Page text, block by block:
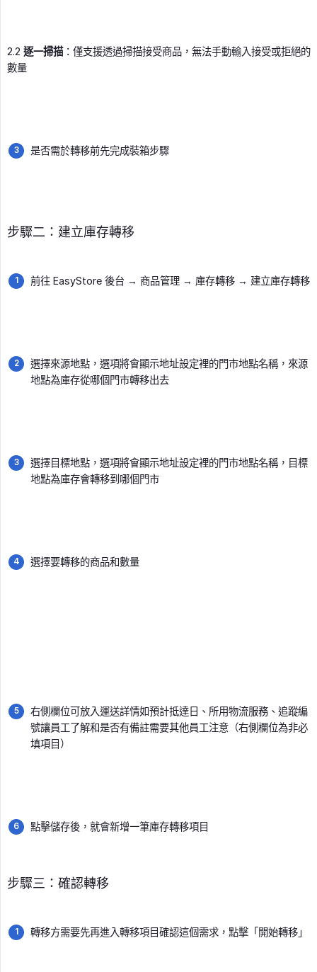
2.2 逐一掃描：僅支援透過掃描接受商品，無法手動輸入接受或拒絕的
數量
是否需於轉移前先完成裝箱步驟
步驟二：建立庫存轉移
前往 EasyStore 後台 → 商品管理 → 庫存轉移 → 建立庫存轉移
選擇來源地點，選項將會顯示地址設定裡的門市地點名稱，來源
地點為庫存從哪個門市轉移出去
選擇目標地點，選項將會顯示地址設定裡的門市地點名稱，目標
地點為庫存會轉移到哪個門市
選擇要轉移的商品和數量
右側欄位可放入運送詳情如預計抵達日、所用物流服務、追蹤編
號讓員工了解和是否有備註需要其他員工注意（右側欄位為非必
填項目）
點擊儲存後，就會新增一筆庫存轉移項目
步驟三：確認轉移
轉移方需要先再進入轉移項目確認這個需求，點擊「開始轉移」